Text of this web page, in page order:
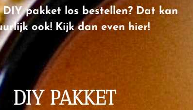
pakket los bestellen? Dat kan
ook! Kijk dan even hier!
DIY PAKKET